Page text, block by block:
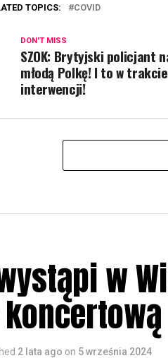
TOPICS: COVID
DON'T MISS
SZOK: Brytyjski policjant
młodą Polkę! I to w trakcie
interwencji!
wystąpi w
2 lata ago on 5 września 2024